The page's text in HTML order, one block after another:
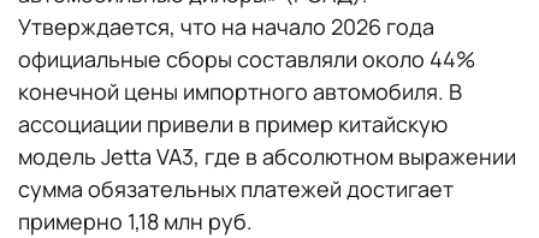
Утверждается, что на начало 2026 года
официальные сборы составляли около 44%
конечной цены импортного автомобиля. В
ассоциации привели в пример китайскую
модель Jetta VA3, где в абсолютном выражении
сумма обязательных платежей достигает
примерно 1,18 млн руб.